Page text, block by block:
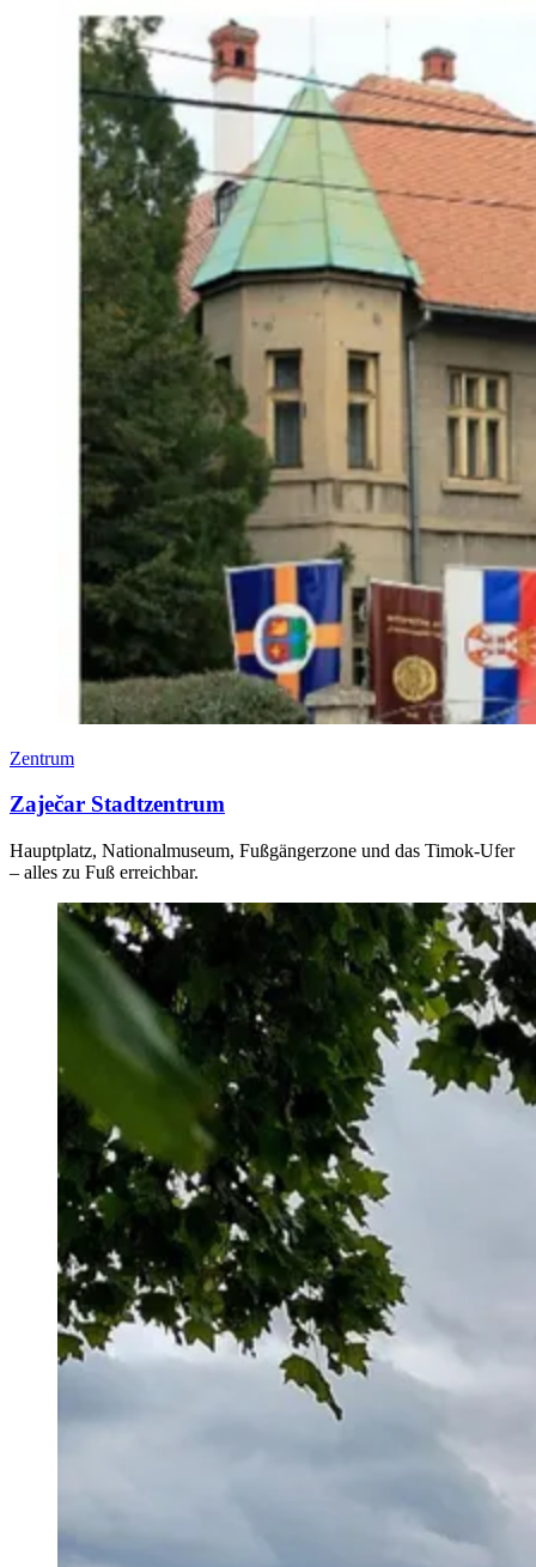
Zentrum
Zaječar Stadtzentrum
Hauptplatz, Nationalmuseum, Fußgängerzone und das Timok-Ufer
– alles zu Fuß erreichbar.